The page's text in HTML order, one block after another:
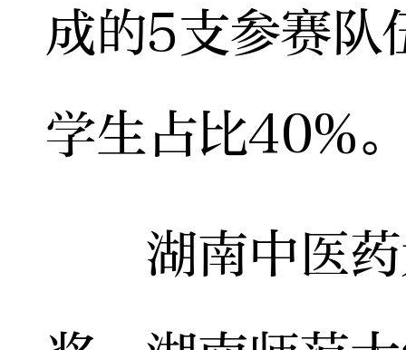
成的5支参赛队
学生占比40%
湖南中医药